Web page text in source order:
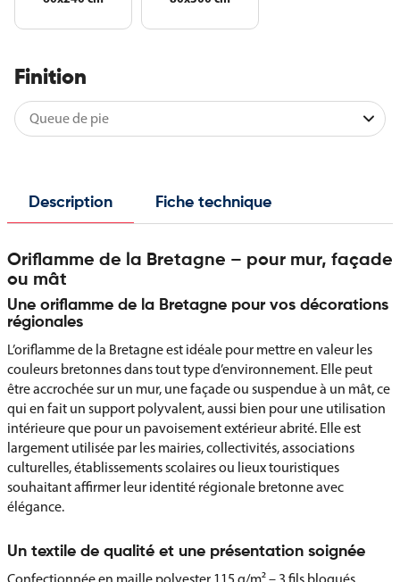
Finition
Description Fiche technique
Oriflamme de la Bretagne – pour mur, façade
ou mât
Une oriflamme de la Bretagne pour vos décorations
régionales
L’oriflamme de la Bretagne est idéale pour mettre en valeur les
couleurs bretonnes dans tout type d’environnement. Elle peut
être accrochée sur un mur, une façade ou suspendue à un mât, ce
qui en fait un support polyvalent, aussi bien pour une utilisation
intérieure que pour un pavoisement extérieur abrité. Elle est
largement utilisée par les mairies, collectivités, associations
culturelles, établissements scolaires ou lieux touristiques
souhaitant affirmer leur identité régionale bretonne avec
élégance.
Un textile de qualité et une présentation soignée